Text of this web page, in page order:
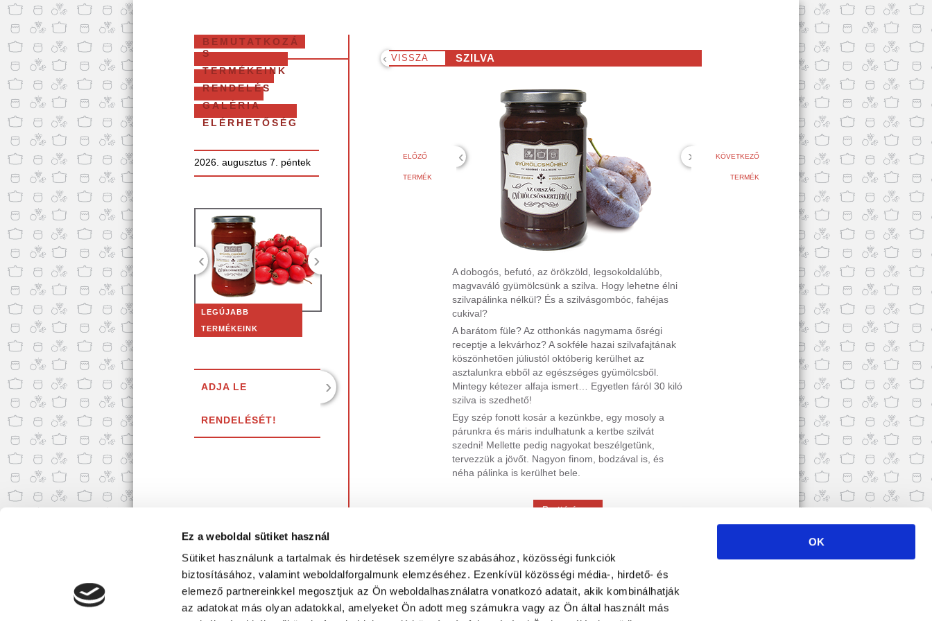
Ez a weboldal sütiket használ
Sütiket használunk a tartalmak és hirdetések személyre szabásához, közösségi funkciók
biztosításához, valamint weboldalforgalmunk elemzéséhez. Ezenkívül közösségi média-, hirdető- és
elemező partnereinkkel megosztjuk az Ön weboldalhasználatra vonatkozó adatait, akik kombinálhatják
az adatokat más olyan adatokkal, amelyeket Ön adott meg számukra vagy az Ön által használt más
OK
BEMUTATKOZÁ
S
TERMÉKEINK
RENDELÉS
GALÉRIA
ELÉRHETŐSÉG
2026. augusztus 7. péntek
›
‹
LEGÚJABB
TERMÉKEINK
›
ADJA LE
RENDELÉSÉT!
‹ VISSZA SZILVA
‹
ELŐZŐ
TERMÉK
› KÖVETKEZŐ
TERMÉK
A dobogós, befutó, az örökzöld, legsokoldalúbb,
magvaváló gyümölcsünk a szilva. Hogy lehetne élni
szilvapálinka nélkül? És a szilvásgombóc, fahéjas
cukival?
A barátom füle? Az otthonkás nagymama ősrégi
receptje a lekvárhoz? A sokféle hazai szilvafajtának
köszönhetően júliustól októberig kerülhet az
asztalunkra ebből az egészséges gyümölcsből.
Mintegy kétezer alfaja ismert… Egyetlen fáról 30 kiló
szilva is szedhető!
Egy szép fonott kosár a kezünkbe, egy mosoly a
párunkra és máris indulhatunk a kertbe szilvát
szedni! Mellette pedig nagyokat beszélgetünk,
tervezzük a jövőt. Nagyon finom, bodzával is, és
néha pálinka is kerülhet bele.
Bruttó ár
BEMUTATKOZÁS GALÉRIA •